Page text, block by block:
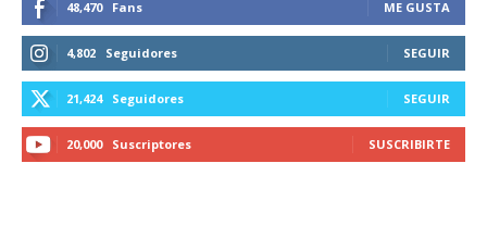
48,470 Fans ME GUSTA
4,802 Seguidores SEGUIR
21,424 Seguidores SEGUIR
20,000 Suscriptores SUSCRIBIRTE